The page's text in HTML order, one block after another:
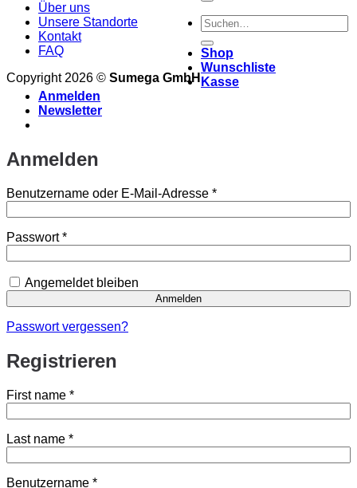
Über uns
Unsere Standorte
Kontakt
FAQ
Copyright 2026 © Sumega GmbH
Suchen
nach:
Shop
Wunschliste
Kasse
Anmelden
Newsletter
Anmelden
Benutzername oder E-Mail-Adresse *Erforderlich
Passwort*Erforderlich
Angemeldet bleiben
Anmelden
Passwort vergessen?
Registrieren
First name *
Last name *
Benutzername *Erforderlich